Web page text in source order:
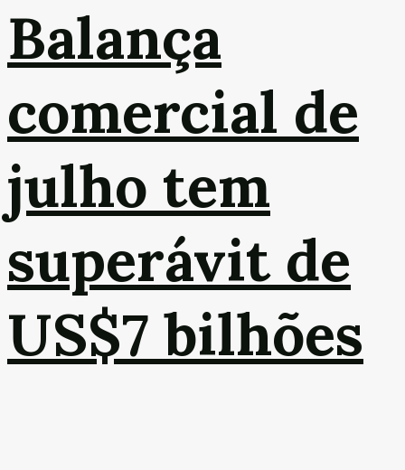
Balança
comercial de
julho tem
superávit de
US$7 bilhões